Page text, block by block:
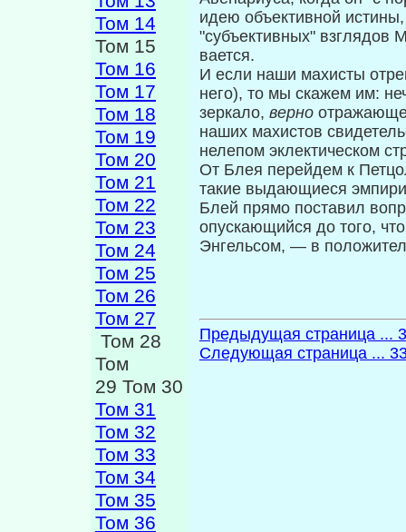
Том 14
Том 15
Том 16
Том 17
Том 18
Том 19
Том 20
Том 21
Том 22
Том 23
Том 24
Том 25
Том 26
Том 27
Том 28
Том
29 Том 30
Том 31
Том 32
Том 33
Том 34
Том 35
Том 36
идею объективной
"субъективных" взглядов
вается.
И если наши махисты
него), то мы скажем им:
зеркало, верно
наших махистов
нелепом эклектическом
От Блея перейдем к
такие выдающиеся
Блей прямо по­ставил
опускающийся до того,
Энгельсом, — в
Предыдущая страница ...
Следующая страница ...